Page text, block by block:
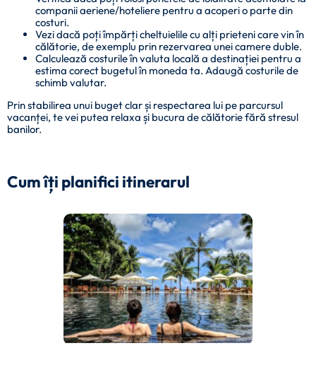
companii aeriene/hoteliere pentru a acoperi o parte din
costuri.
Vezi dacă poți împărți cheltuielile cu alți prieteni care vin în
călătorie, de exemplu prin rezervarea unei camere duble.
Calculează costurile în valuta locală a destinației pentru a
estima corect bugetul în moneda ta. Adaugă costurile de
schimb valutar.
Prin stabilirea unui buget clar și respectarea lui pe parcursul
vacanței, te vei putea relaxa și bucura de călătorie fără stresul
banilor.
Cum îți planifici itinerarul